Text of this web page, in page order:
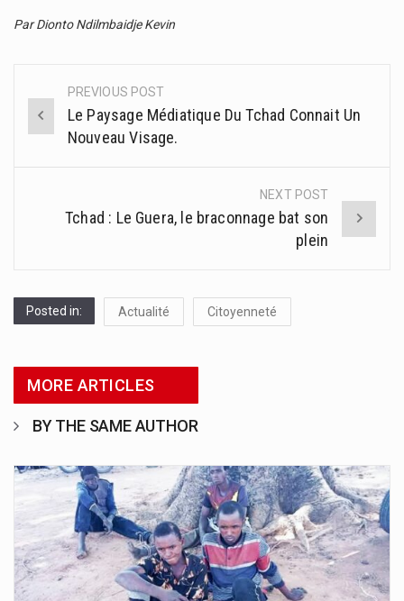
Par Dionto Ndilmbaidje Kevin
Post
navigation
PREVIOUS POST
Le Paysage Médiatique Du Tchad Connait Un
Nouveau Visage.
NEXT POST
Tchad : Le Guera, le braconnage bat son
plein
Posted in: Actualité Citoyenneté
MORE ARTICLES
BY THE SAME AUTHOR